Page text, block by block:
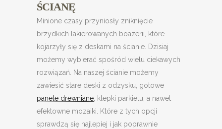
ŚCIANĘ
Minione czasy przyniosły zniknięcie
brzydkich lakierowanych boazerii, które
kojarzyły się z deskami na ścianie. Dzisiaj
możemy wybierać spośród wielu ciekawych
rozwiązań. Na naszej ścianie możemy
zawiesić stare deski z odzysku, gotowe
panele drewniane , klepki parkietu, a nawet
efektowne mozaiki. Które z tych opcji
sprawdzą się najlepiej i jak poprawnie